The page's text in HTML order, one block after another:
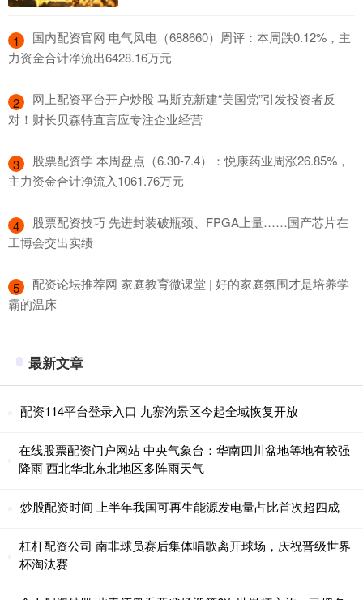
1
​国内配资官网 电气风电（688660）周评：本周跌0.12%，主
力资金合计净流出6428.16万元
2
​网上配资平台开户炒股 马斯克新建“美国党”引发投资者反
对！财长贝森特直言应专注企业经营
3
​股票配资学 本周盘点（6.30-7.4）：悦康药业周涨26.85%，
主力资金合计净流入1061.76万元
4
​股票配资技巧 先进封装破瓶颈、FPGA上量……国产芯片在
工博会交出实绩
5
​配资论坛推荐网 家庭教育微课堂 | 好的家庭氛围才是培养学
霸的温床
最新文章
配资114平台登录入口 九寨沟景区今起全域恢复开放
在线股票配资门户网站 中央气象台：华南四川盆地等地有较强
降雨 西北华北东北地区多阵雨天气
炒股配资时间 上半年我国可再生能源发电量占比首次超四成
杠杆配资公司 南非球员赛后集体唱歌离开球场，庆祝晋级世界
杯淘汰赛